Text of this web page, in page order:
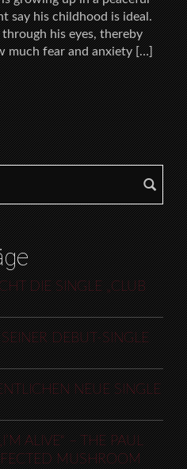
say his childhood is ideal.
his eyes, thereby
much fear and anxiety […]
DIE SINGLE „CLUB
DEBUT-SINGLE
NEUE SINGLE
ALIVE“ – THE PAUL
MUSHROOM